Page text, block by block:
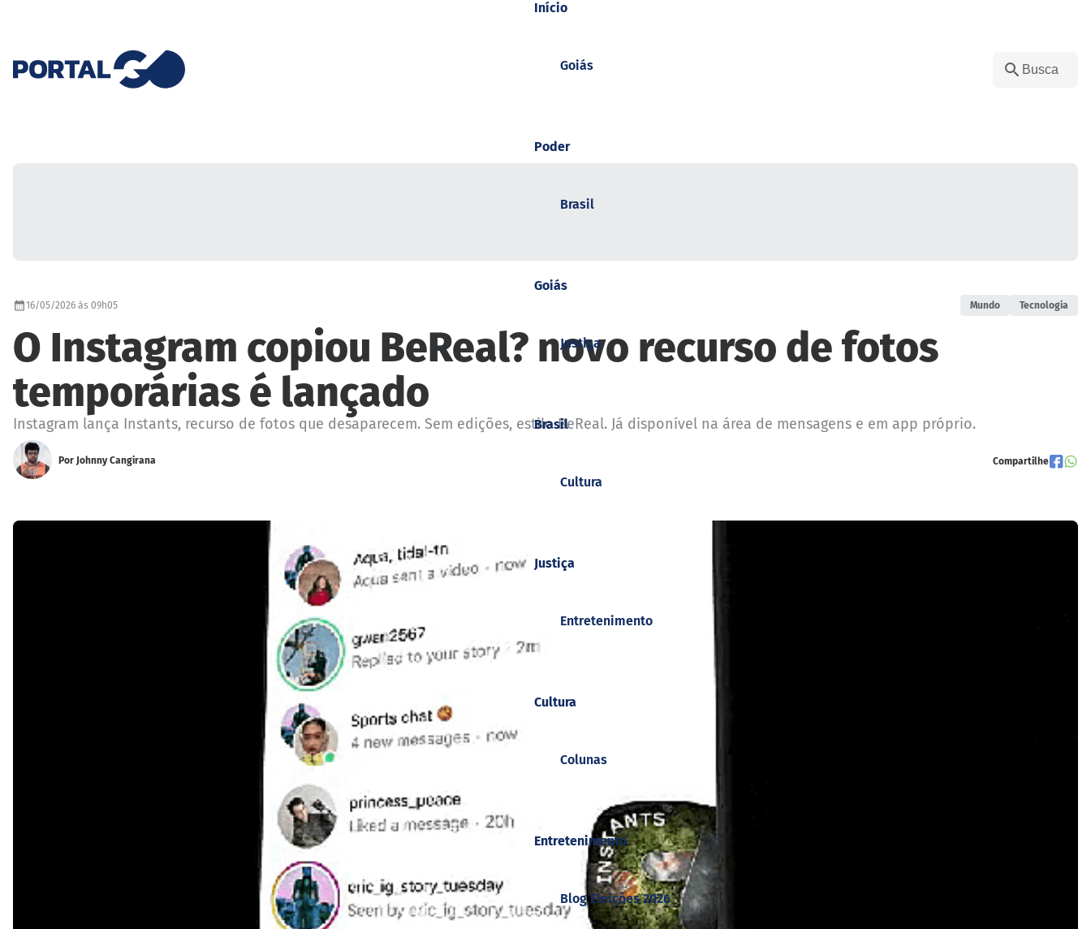
Goiás
Brasil
Justiça
Cultura
Entretenimento
Colunas
Blog Eleições 2026
Início
Poder
Goiás
Brasil
Justiça
Cultura
Entretenimento
16/05/2026 às 09h05 Mundo Tecnologia
O Instagram copiou BeReal? novo recurso de fotos
temporárias é lançado
Instagram lança Instants, recurso de fotos que desaparecem. Sem edições, estilo BeReal. Já disponível na área de mensagens e em app próprio.
Por Johnny Cangirana Compartilhe